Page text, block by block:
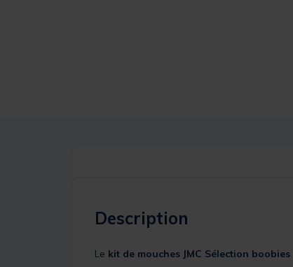
Description
Le kit de mouches JMC Sélection boobies